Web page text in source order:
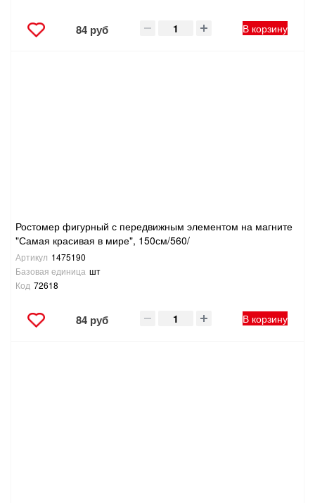
84 руб В корзину
Ростомер фигурный с передвижным элементом на магните
"Самая красивая в мире", 150см/560/
Артикул 1475190
Базовая единица шт
Код 72618
84 руб В корзину